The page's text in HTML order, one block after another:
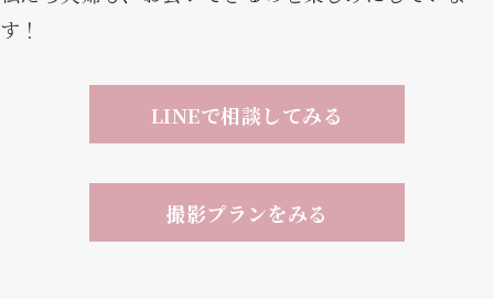
す！
LINEで相談してみる
撮影プランをみる